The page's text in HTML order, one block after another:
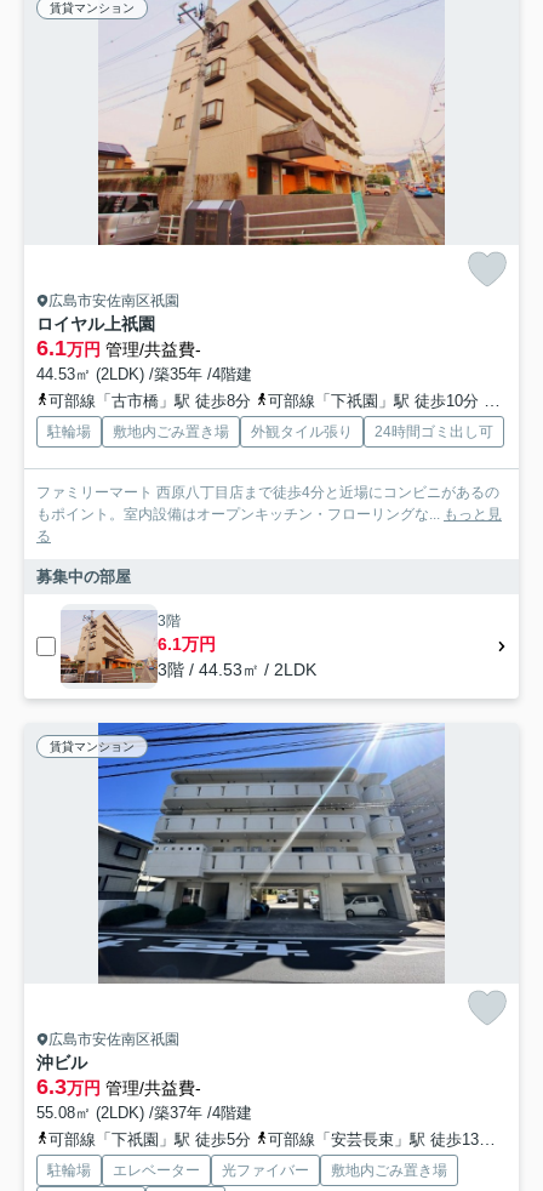
賃貸マンション
広島市安佐南区祇園
ロイヤル上祇園
6.1万円 管理/共益費-
44.53㎡ (2LDK) /築35年 /4階建
可部線「古市橋」駅 徒歩8分
可部線「下祇園」駅 徒歩10分 広島
駐輪場 敷地内ごみ置き場 外観タイル張り 24時間ゴミ出し可
ファミリーマート 西原八丁目店まで徒歩4分と近場にコンビニがあるの
もポイント。室内設備はオープンキッチン・フローリングな... もっと見
る
募集中の部屋
3階
6.1万円
3階 / 44.53㎡ / 2LDK
賃貸マンション
広島市安佐南区祇園
沖ビル
6.3万円 管理/共益費-
55.08㎡ (2LDK) /築37年 /4階建
可部線「下祇園」駅 徒歩5分
可部線「安芸長束」駅 徒歩13分
駐輪場 エレベーター 光ファイバー
敷地内ごみ置き場